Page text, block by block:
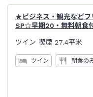
★ビジネス・観光など
SP☆早期20・無料朝食
ツイン 喫煙 27.4平米
ツイン 朝食の